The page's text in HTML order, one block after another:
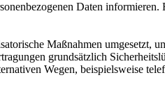
Daten
Maßnahmen umgesetzt,
grundsätzlich
Wegen, beispielsweise